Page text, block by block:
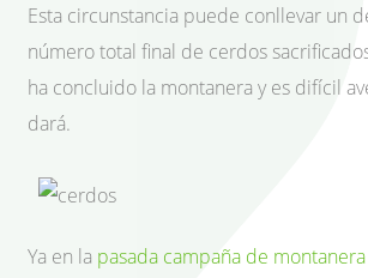
Esta circunstancia puede conllevar un
número total final de cerdos
ha concluido la montanera y es difícil
dará.
Ya en la pasada campaña de montanera